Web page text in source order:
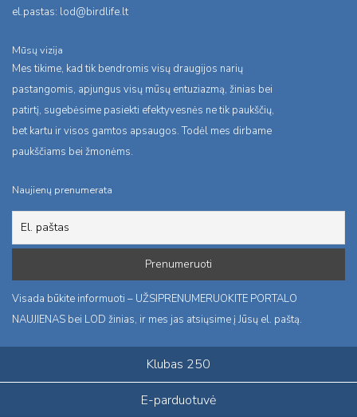
el.pastas: lod@birdlife.lt
Mūsų vizija
Mes tikime, kad tik bendromis visų draugijos narių
pastangomis, apjungus visų mūsų entuziazmą, žinias bei
patirtį, sugebėsime pasiekti efektyvesnės ne tik paukščių,
bet kartu ir visos gamtos apsaugos. Todėl mes dirbame
paukščiams bei žmonėms.
Naujienų prenumerata
Visada būkite informuoti – UŽSIPRENUMERUOKITE PORTALO
NAUJIENAS bei LOD žinias, ir mes jas atsiųsime į Jūsų el. paštą.
Klubas 250
E-parduotuvė